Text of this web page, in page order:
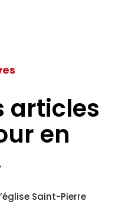
articles
en
Saint-Pierre